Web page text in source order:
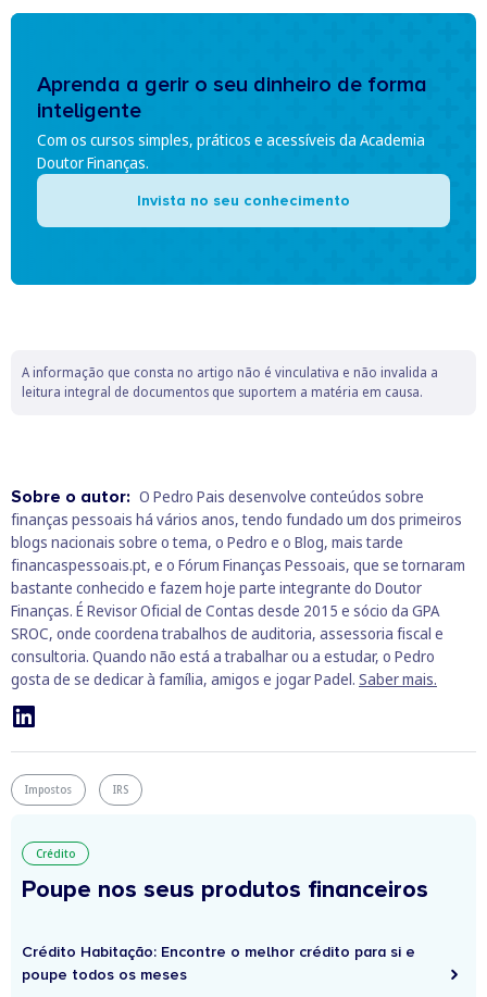
Aprenda a gerir o seu dinheiro de forma
inteligente
Com os cursos simples, práticos e acessíveis da Academia
Doutor Finanças.
Invista no seu conhecimento
A informação que consta no artigo não é vinculativa e não invalida a
leitura integral de documentos que suportem a matéria em causa.
Sobre o autor: O Pedro Pais desenvolve conteúdos sobre
finanças pessoais há vários anos, tendo fundado um dos primeiros
blogs nacionais sobre o tema, o Pedro e o Blog, mais tarde
financaspessoais.pt, e o Fórum Finanças Pessoais, que se tornaram
bastante conhecido e fazem hoje parte integrante do Doutor
Finanças. É Revisor Oficial de Contas desde 2015 e sócio da GPA
SROC, onde coordena trabalhos de auditoria, assessoria fiscal e
consultoria. Quando não está a trabalhar ou a estudar, o Pedro
gosta de se dedicar à família, amigos e jogar Padel. Saber mais.
Impostos IRS
Crédito
Poupe nos seus produtos financeiros
Crédito Habitação: Encontre o melhor crédito para si e
poupe todos os meses